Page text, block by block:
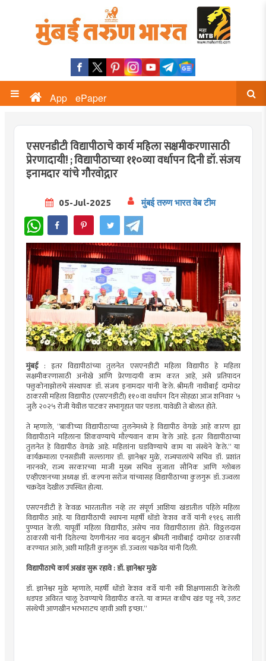
App ePaper
एसएनडीटी विद्यापीठाचे कार्य महिला सक्षमीकरणासाठी
प्रेरणादायी! ; विद्यापीठाच्या ११०व्या वर्धापन दिनी डॉ. संजय
इनामदार यांचे गौरवोद्गार
05-Jul-2025 मुंबई तरुण भारत वेब टीम
WhatsApp
मुंबई: इतर विद्यापीठांच्या तुलनेत एसएनडीटी महिला विद्यापीठ हे महिला
सक्षमीकरणासाठी अनोखे आणि प्रेरणादायी काम करत आहे, असे प्रतिपादन
फ्लुकोनाझोलचे संस्थापक डॉ. संजय इनामदार यांनी केले. श्रीमती नाथीबाई दामोदर
ठाकरसी महिला विद्यापीठ (एसएनडीटी) ११०वा वर्धापन दिन सोहळा आज शनिवार ५
जुलै २०२५ रोजी येथील पाटकर सभागृहात पार पडला. यावेळी ते बोलत होते.
ते म्हणाले, “बाकीच्या विद्यापीठाच्या तुलनेमध्ये हे विद्यापीठ वेगळे आहे कारण ह्या
विद्यापीठाने महिलाना शिकवण्याचे मौल्यवान काम केले आहे. इतर विद्यापीठाच्या
तुलनेत हे विद्यापीठ वेगळे आहे. महिलांना घडविण्याचे काम या संस्थेने केले.” या
कार्यक्रमाला एनसडीसी सल्लागार डॉ. ज्ञानेश्वर मुळे, राज्यपालांचे सचिव डॉ. प्रशांत
नारनवरे, राज्य सरकारच्या माजी मुख्य सचिव सुजाता सौनिक आणि ग्लोबल
एव्हीएशनच्या अध्यक्ष डॉ. कल्पना सरोज यांच्यासह विद्यापीठाच्या कुलगुरू डॉ. उज्वला
चक्रदेव देखील उपस्थित होत्या.
एसएनडीटी हे केवळ भारतातील नव्हे तर संपूर्ण आशिया खंडातील पहिले महिला
विद्यापीठ आहे. या विद्यापीठाची स्थापना महर्षी धोंडो केशव कर्वे यांनी १९१६ साली
पुण्यात केली. यापूर्वी महिला विद्यापीठ, असेच नाव विद्यापीठाला होते. विठ्ठलदास
ठाकरसी यांनी दिलेल्या देणगीनंतर नाव बदलून श्रीमती नाथीबाई दामोदर ठाकरसी
करण्यात आले, अशी माहिती कुलगुरू डॉ. उज्वला चक्रदेव यांनी दिली.
विद्यापीठाचे कार्य अखंड सुरू रहावे : डॉ. ज्ञानेश्वर मुळे
डॉ. ज्ञानेश्वर मुळे म्हणाले, महर्षी धोंडो केशव कर्वे यांनी स्त्री शिक्षणासाठी केलेली
धडपड अविरत चालू ठेवण्याचे विद्यापीठ करते. या कामत कधीच खंड पडू नये, उलट
संस्थेची आणखीन भरभराटच व्हावी अशी इच्छा.”